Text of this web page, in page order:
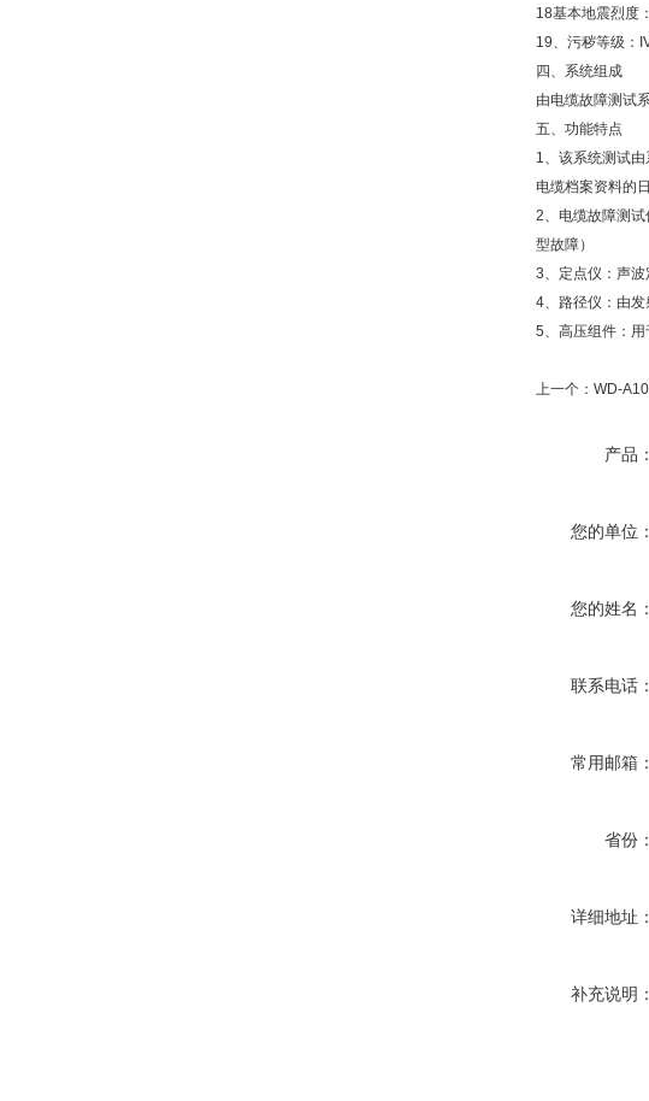
18基本地震烈度
19、污秽等级：
四、系统组成
由电缆故障测试
五、功能特点
1、该系统测试
电缆档案资料的
2、电缆故障测
型故障）
3、定点仪：声波
4、路径仪：由
5、高压组件：用
上一个： WD-
产品：
您的单位：
您的姓名：
联系电话：
常用邮箱：
省份：
详细地址：
补充说明：